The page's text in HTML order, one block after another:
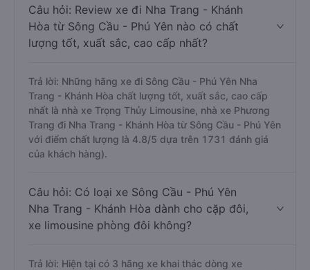
Câu hỏi: Review xe đi Nha Trang - Khánh
Hòa từ Sông Cầu - Phú Yên nào có chất
lượng tốt, xuất sắc, cao cấp nhất?
Trả lời: Những hãng xe đi Sông Cầu - Phú Yên Nha
Trang - Khánh Hòa chất lượng tốt, xuất sắc, cao cấp
nhất là nhà xe Trọng Thủy Limousine, nhà xe Phương
Trang đi Nha Trang - Khánh Hòa từ Sông Cầu - Phú Yên
với điểm chất lượng là 4.8/5 dựa trên 1731 đánh giá
của khách hàng).
Câu hỏi: Có loại xe Sông Cầu - Phú Yên
Nha Trang - Khánh Hòa dành cho cặp đôi,
xe limousine phòng đôi không?
Trả lời: Hiện tại có 3 hãng xe khai thác dòng xe